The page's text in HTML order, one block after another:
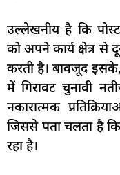
उल्लेखनीय है कि
को अपने कार्य क्षेत्र से
करती है। बावजूद इसके,
में गिरावट चुनावी
नकारात्मक
जिससे पता चलता है
रहा है।